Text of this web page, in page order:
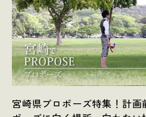
宮崎県プロポーズ特集！計画